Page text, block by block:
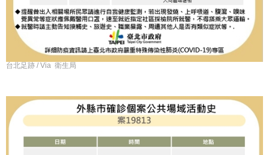
台北足跡 / Via 衛生局